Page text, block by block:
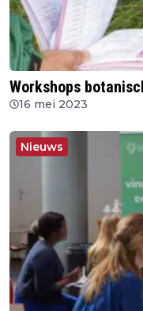
Workshops
16 mei 2023
Nieuws